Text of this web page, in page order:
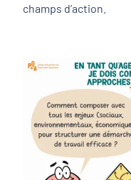
champs d’action.